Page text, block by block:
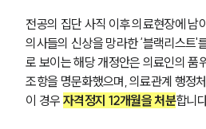
전공의 집단 사직 이후 의료현장에 남
의사들의 신상을 망라한 ‘블랙리스트'
로 보이는 해당 개정안은 의료인의 품
조항을 명문화했으며, 의료관계 행정
이 경우 자격정지 12개월을 처분합니